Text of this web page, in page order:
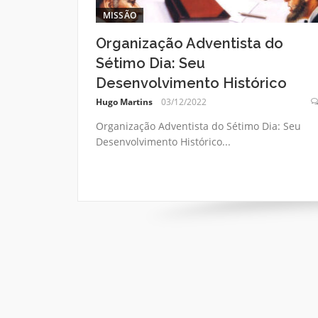
MISSÃO
Organização Adventista do
Sétimo Dia: Seu
Desenvolvimento Histórico
Hugo Martins 03/12/2022
Organização Adventista do Sétimo Dia: Seu
Desenvolvimento Histórico...